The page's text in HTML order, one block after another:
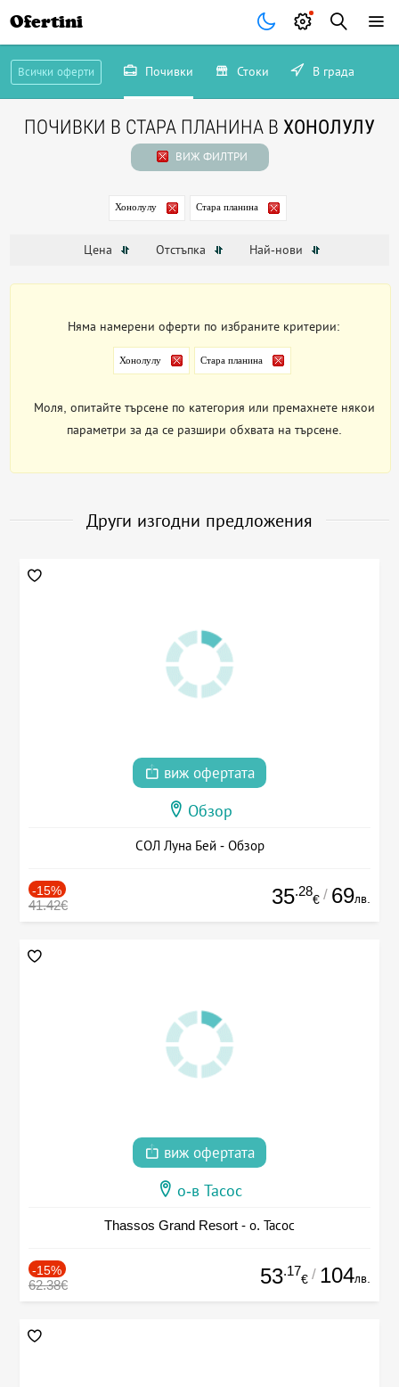
Ofertini
Всички оферти Почивки Стоки В града
ПОЧИВКИ В СТАРА ПЛАНИНА В ХОНОЛУЛУ
ВИЖ ФИЛТРИ
Хонолулу Стара планина
Цена Отстъпка Най-нови
Няма намерени оферти по избраните критерии:
Хонолулу Стара планина
Моля, опитайте търсене по категория или премахнете някои
параметри за да се разшири обхвата на търсене.
Други изгодни предложения
виж офертата
Обзор
СОЛ Луна Бей - Обзор
-15%
41.42€ 35.28
€ / 69лв.
виж офертата
о-в Тасос
Thassos Grand Resort - о. Тасос
-15%
62.38€ 53.17
€ / 104лв.